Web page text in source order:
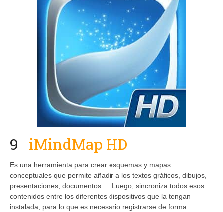
9 iMindMap HD
Es una herramienta para crear esquemas y mapas
conceptuales que permite añadir a los textos gráficos, dibujos,
presentaciones, documentos… Luego, sincroniza todos esos
contenidos entre los diferentes dispositivos que la tengan
instalada, para lo que es necesario registrarse de forma